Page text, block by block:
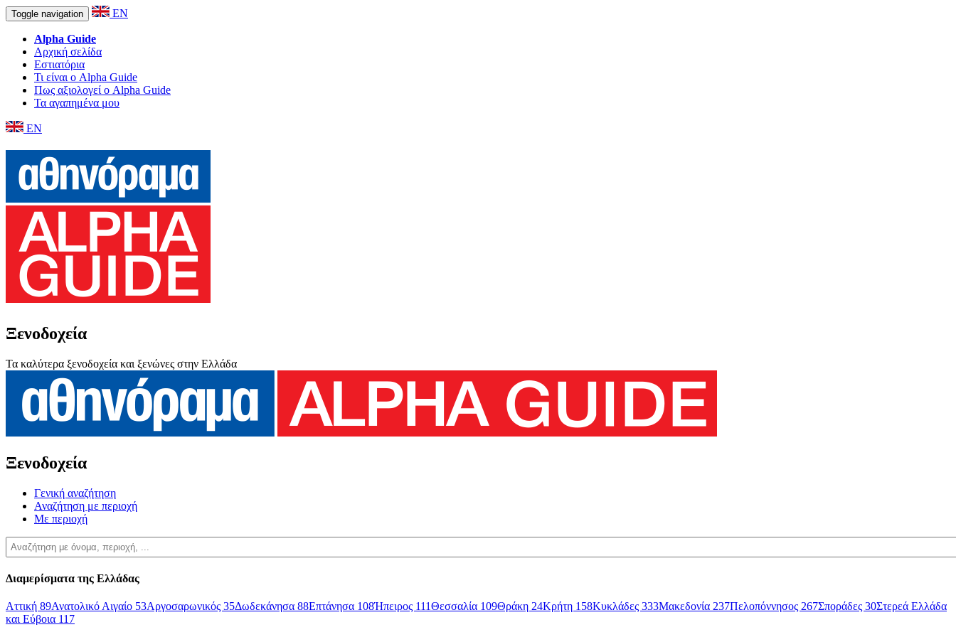
Toggle navigation EN
Alpha Guide
Αρχική σελίδα
Εστιατόρια
Τι είναι ο Alpha Guide
Πως αξιολογεί ο Alpha Guide
Τα αγαπημένα μου
EN
Ξενοδοχεία
Τα καλύτερα ξενοδοχεία και ξενώνες στην Ελλάδα
Ξενοδοχεία
Γενική αναζήτηση
Αναζήτηση με περιοχή
Με περιοχή
Διαμερίσματα της Ελλάδας
Αττική 89Ανατολικό Αιγαίο 53Αργοσαρωνικός 35Δωδεκάνησα 88Επτάνησα 108Ήπειρος 111Θεσσαλία 109Θράκη 24Κρήτη 158Κυκλάδες 333Μακεδονία 237Πελοπόννησος 267Σποράδες 30Στερεά Ελλάδα
και Εύβοια 117